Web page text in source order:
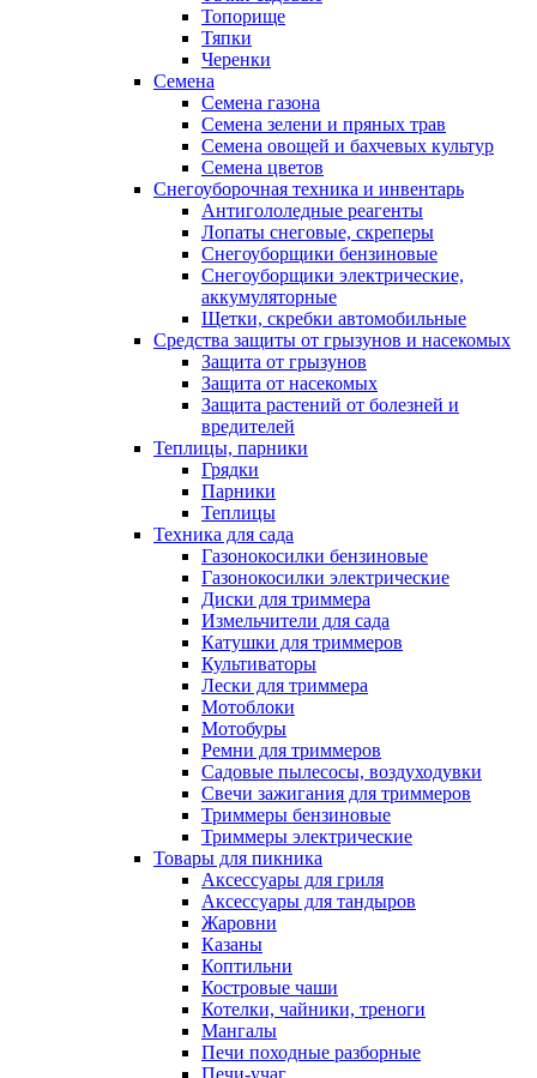
Топорище
Тяпки
Черенки
Семена
Семена газона
Семена зелени и пряных трав
Семена овощей и бахчевых культур
Семена цветов
Снегоуборочная техника и инвентарь
Антигололедные реагенты
Лопаты снеговые, скреперы
Снегоуборщики бензиновые
Снегоуборщики электрические,
аккумуляторные
Щетки, скребки автомобильные
Средства защиты от грызунов и насекомых
Защита от грызунов
Защита от насекомых
Защита растений от болезней и
вредителей
Теплицы, парники
Грядки
Парники
Теплицы
Техника для сада
Газонокосилки бензиновые
Газонокосилки электрические
Диски для триммера
Измельчители для сада
Катушки для триммеров
Культиваторы
Лески для триммера
Мотоблоки
Мотобуры
Ремни для триммеров
Садовые пылесосы, воздуходувки
Свечи зажигания для триммеров
Триммеры бензиновые
Триммеры электрические
Товары для пикника
Аксессуары для гриля
Аксессуары для тандыров
Жаровни
Казаны
Коптильни
Костровые чаши
Котелки, чайники, треноги
Мангалы
Печи походные разборные
Печи-учаг